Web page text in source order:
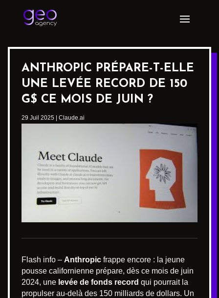
ANTHROPIC PRÉPARE-T-ELLE
UNE LEVÉE RECORD DE 150
G$ CE MOIS DE JUIN ?
29 Juil 2025 Claude.ai
Flash info – Anthropic frappe encore : la jeune
pousse californienne prépare, dès ce mois de juin
2024, une levée de fonds record qui pourrait la
propulser au-delà des 150 milliards de dollars. Un